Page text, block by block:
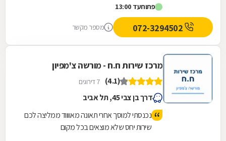
פתוחעד 13:00
מספר מקשר
מרכז שירות ח.ח - מורשה צ'מפיון
(4.1) 7 דירוגים
דרך בן צבי 45, תל אביב
נכנסתי למוסך אחרי תאונה מאווווד ממליצה לכם
שירות יחס שלא מוצאים בכל מקום